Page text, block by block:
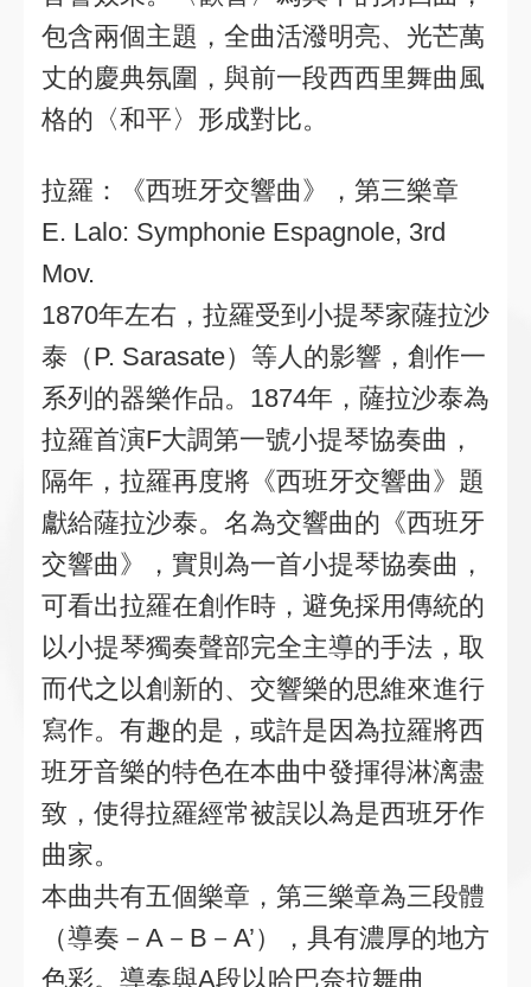
包含兩個主題，全曲活潑明亮、光芒萬
丈的慶典氛圍，與前一段西西里舞曲風
格的〈和平〉形成對比。
拉羅：《西班牙交響曲》，第三樂章
E. Lalo: Symphonie Espagnole, 3rd
Mov.
1870年左右，拉羅受到小提琴家薩拉沙
泰（P. Sarasate）等人的影響，創作一
系列的器樂作品。1874年，薩拉沙泰為
拉羅首演F大調第一號小提琴協奏曲，
隔年，拉羅再度將《西班牙交響曲》題
獻給薩拉沙泰。名為交響曲的《西班牙
交響曲》，實則為一首小提琴協奏曲，
可看出拉羅在創作時，避免採用傳統的
以小提琴獨奏聲部完全主導的手法，取
而代之以創新的、交響樂的思維來進行
寫作。有趣的是，或許是因為拉羅將西
班牙音樂的特色在本曲中發揮得淋漓盡
致，使得拉羅經常被誤以為是西班牙作
曲家。
本曲共有五個樂章，第三樂章為三段體
（導奏－A－B－A’），具有濃厚的地方
色彩。導奏與A段以哈巴奈拉舞曲